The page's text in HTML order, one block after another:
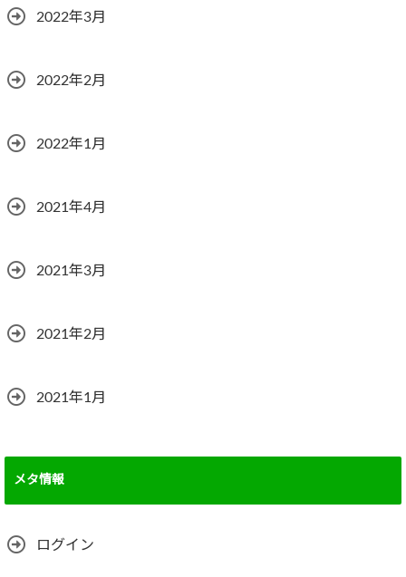
2022年3月
2022年2月
2022年1月
2021年4月
2021年3月
2021年2月
2021年1月
メタ情報
ログイン